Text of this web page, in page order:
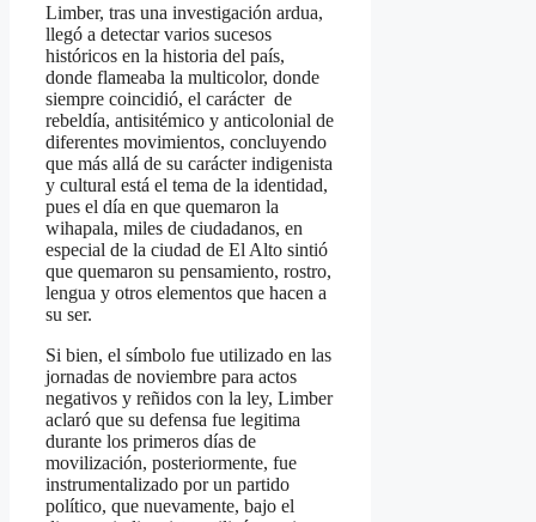
Limber, tras una investigación ardua,
llegó a detectar varios sucesos
históricos en la historia del país,
donde flameaba la multicolor, donde
siempre coincidió, el carácter de
rebeldía, antisitémico y anticolonial de
diferentes movimientos, concluyendo
que más allá de su carácter indigenista
y cultural está el tema de la identidad,
pues el día en que quemaron la
wihapala, miles de ciudadanos, en
especial de la ciudad de El Alto sintió
que quemaron su pensamiento, rostro,
lengua y otros elementos que hacen a
su ser.
Si bien, el símbolo fue utilizado en las
jornadas de noviembre para actos
negativos y reñidos con la ley, Limber
aclaró que su defensa fue legitima
durante los primeros días de
movilización, posteriormente, fue
instrumentalizado por un partido
político, que nuevamente, bajo el